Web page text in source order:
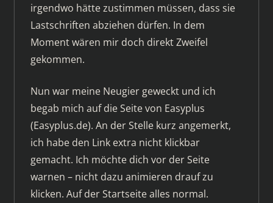
irgendwo hätte zustimmen müssen, dass sie
Lastschriften abziehen dürfen. In dem
Moment wären mir doch direkt Zweifel
gekommen.
Nun war meine Neugier geweckt und ich
begab mich auf die Seite von Easyplus
(Easyplus.de). An der Stelle kurz angemerkt,
ich habe den Link extra nicht klickbar
gemacht. Ich möchte dich vor der Seite
warnen – nicht dazu animieren drauf zu
klicken. Auf der Startseite alles normal.